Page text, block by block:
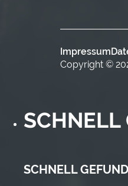
Impressum
Copyright ©
SCHNELL
SCHNELL